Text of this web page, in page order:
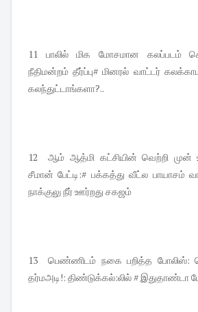
11 பாலில் மிக மோசமான கலப்படம்
நீதிமன்றம் தீர்ப்பு# மினரல் வாட்டர்
கலந்துட்டாங்களா?..
12 ஆம் ஆத்மி கட்சியின் வெற்றி முன்
சீமான் பேட்டி:# பக்கத்து வீட்ல பாயாசம்
நாக்குலு நீர் ஊர்றது சகஜம்
13 பெண்ணிடம் நகை பறித்த போலிஸ்:
தர்மஅடி!: திண்டுக்கல்:லில் # இதுதாண்டா